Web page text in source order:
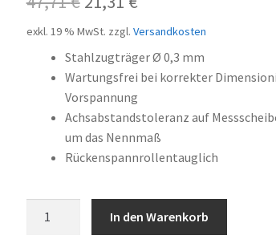
Preis
war:
47,71 €
Preis
ist:
21,31 €.
exkl. 19 % MwSt. zzgl. Versandkosten
Stahlzugträger Ø 0,3 mm
Wartungsfrei bei korrekter
Vorspannung
Achsabstandstoleranz auf
um das Nennmaß
Rückenspannrollentauglich
In den Warenkorb